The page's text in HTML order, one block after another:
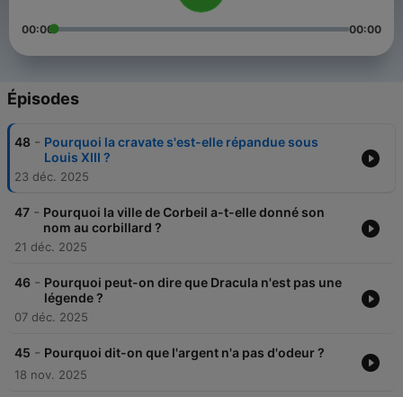
00:00 00:00
Épisodes
48 - Pourquoi la cravate s'est-elle répandue sous
Louis XIII ?
23 déc. 2025
47 - Pourquoi la ville de Corbeil a-t-elle donné son
nom au corbillard ?
21 déc. 2025
46 - Pourquoi peut-on dire que Dracula n'est pas une
légende ?
07 déc. 2025
45 - Pourquoi dit-on que l'argent n'a pas d'odeur ?
18 nov. 2025